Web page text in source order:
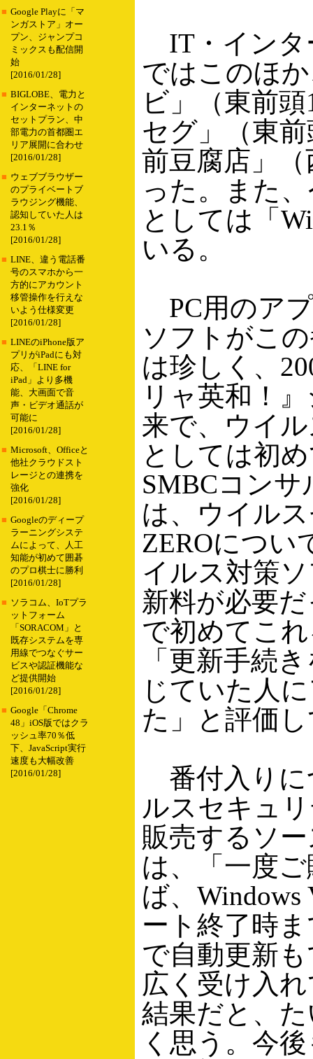
■ Google Playに「マ
ンガストア」オー
プン、ジャンプコ
ミックスも配信開
始
[2016/01/28]
■ BIGLOBE、電力と
インターネットの
セットプラン、中
部電力の首都圏エ
リア展開に合わせ
[2016/01/28]
■ ウェブブラウザー
のプライベートブ
ラウジング機能、
認知していた人は
23.1％
[2016/01/28]
■ LINE、違う電話番
号のスマホから一
方的にアカウント
移管操作を行えな
いよう仕様変更
[2016/01/28]
■ LINEのiPhone版ア
プリがiPadにも対
応、「LINE for
iPad」より多機
能、大画面で音
声・ビデオ通話が
可能に
[2016/01/28]
■ Microsoft、Officeと
他社クラウドスト
レージとの連携を
強化
[2016/01/28]
■ Googleのディープ
ラーニングシステ
ムによって、人工
知能が初めて囲碁
のプロ棋士に勝利
[2016/01/28]
■ ソラコム、IoTプラ
ットフォーム
「SORACOM」と
既存システムを専
用線でつなぐサー
ビスや認証機能な
ど提供開始
[2016/01/28]
■ Google「Chrome
48」iOS版ではクラ
ッシュ率70％低
下、JavaScript実行
速度も大幅改善
[2016/01/28]
IT・インタ
ではこのほ
ビ」（東前
セグ」（東
前豆腐店」
った。また
としては「
いる。
PC用のア
ソフトがこ
は珍しく、
リャ英和！
来で、ウイ
としては初
SMBCコン
は、ウイル
ZEROについ
イルス対策
新料が必要
で初めてこ
「更新手続
じていた人
た」と評価
番付入りに
ルスセキュ
販売するソ
は、「一度
ば、Windows
ート終了時
で自動更新
広く受け入
結果だと、
く思う。今